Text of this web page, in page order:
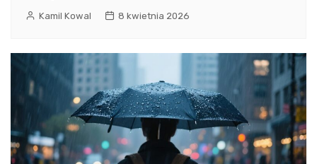
Kamil Kowal 8 kwietnia 2026